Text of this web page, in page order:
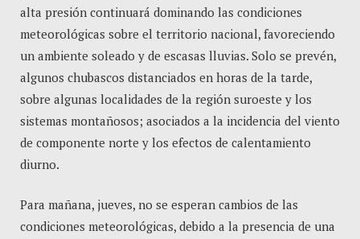
alta presión continuará dominando las condiciones
meteorológicas sobre el territorio nacional, favoreciendo
un ambiente soleado y de escasas lluvias. Solo se prevén,
algunos chubascos distanciados en horas de la tarde,
sobre algunas localidades de la región suroeste y los
sistemas montañosos; asociados a la incidencia del viento
de componente norte y los efectos de calentamiento
diurno.
Para mañana, jueves, no se esperan cambios de las
condiciones meteorológicas, debido a la presencia de una